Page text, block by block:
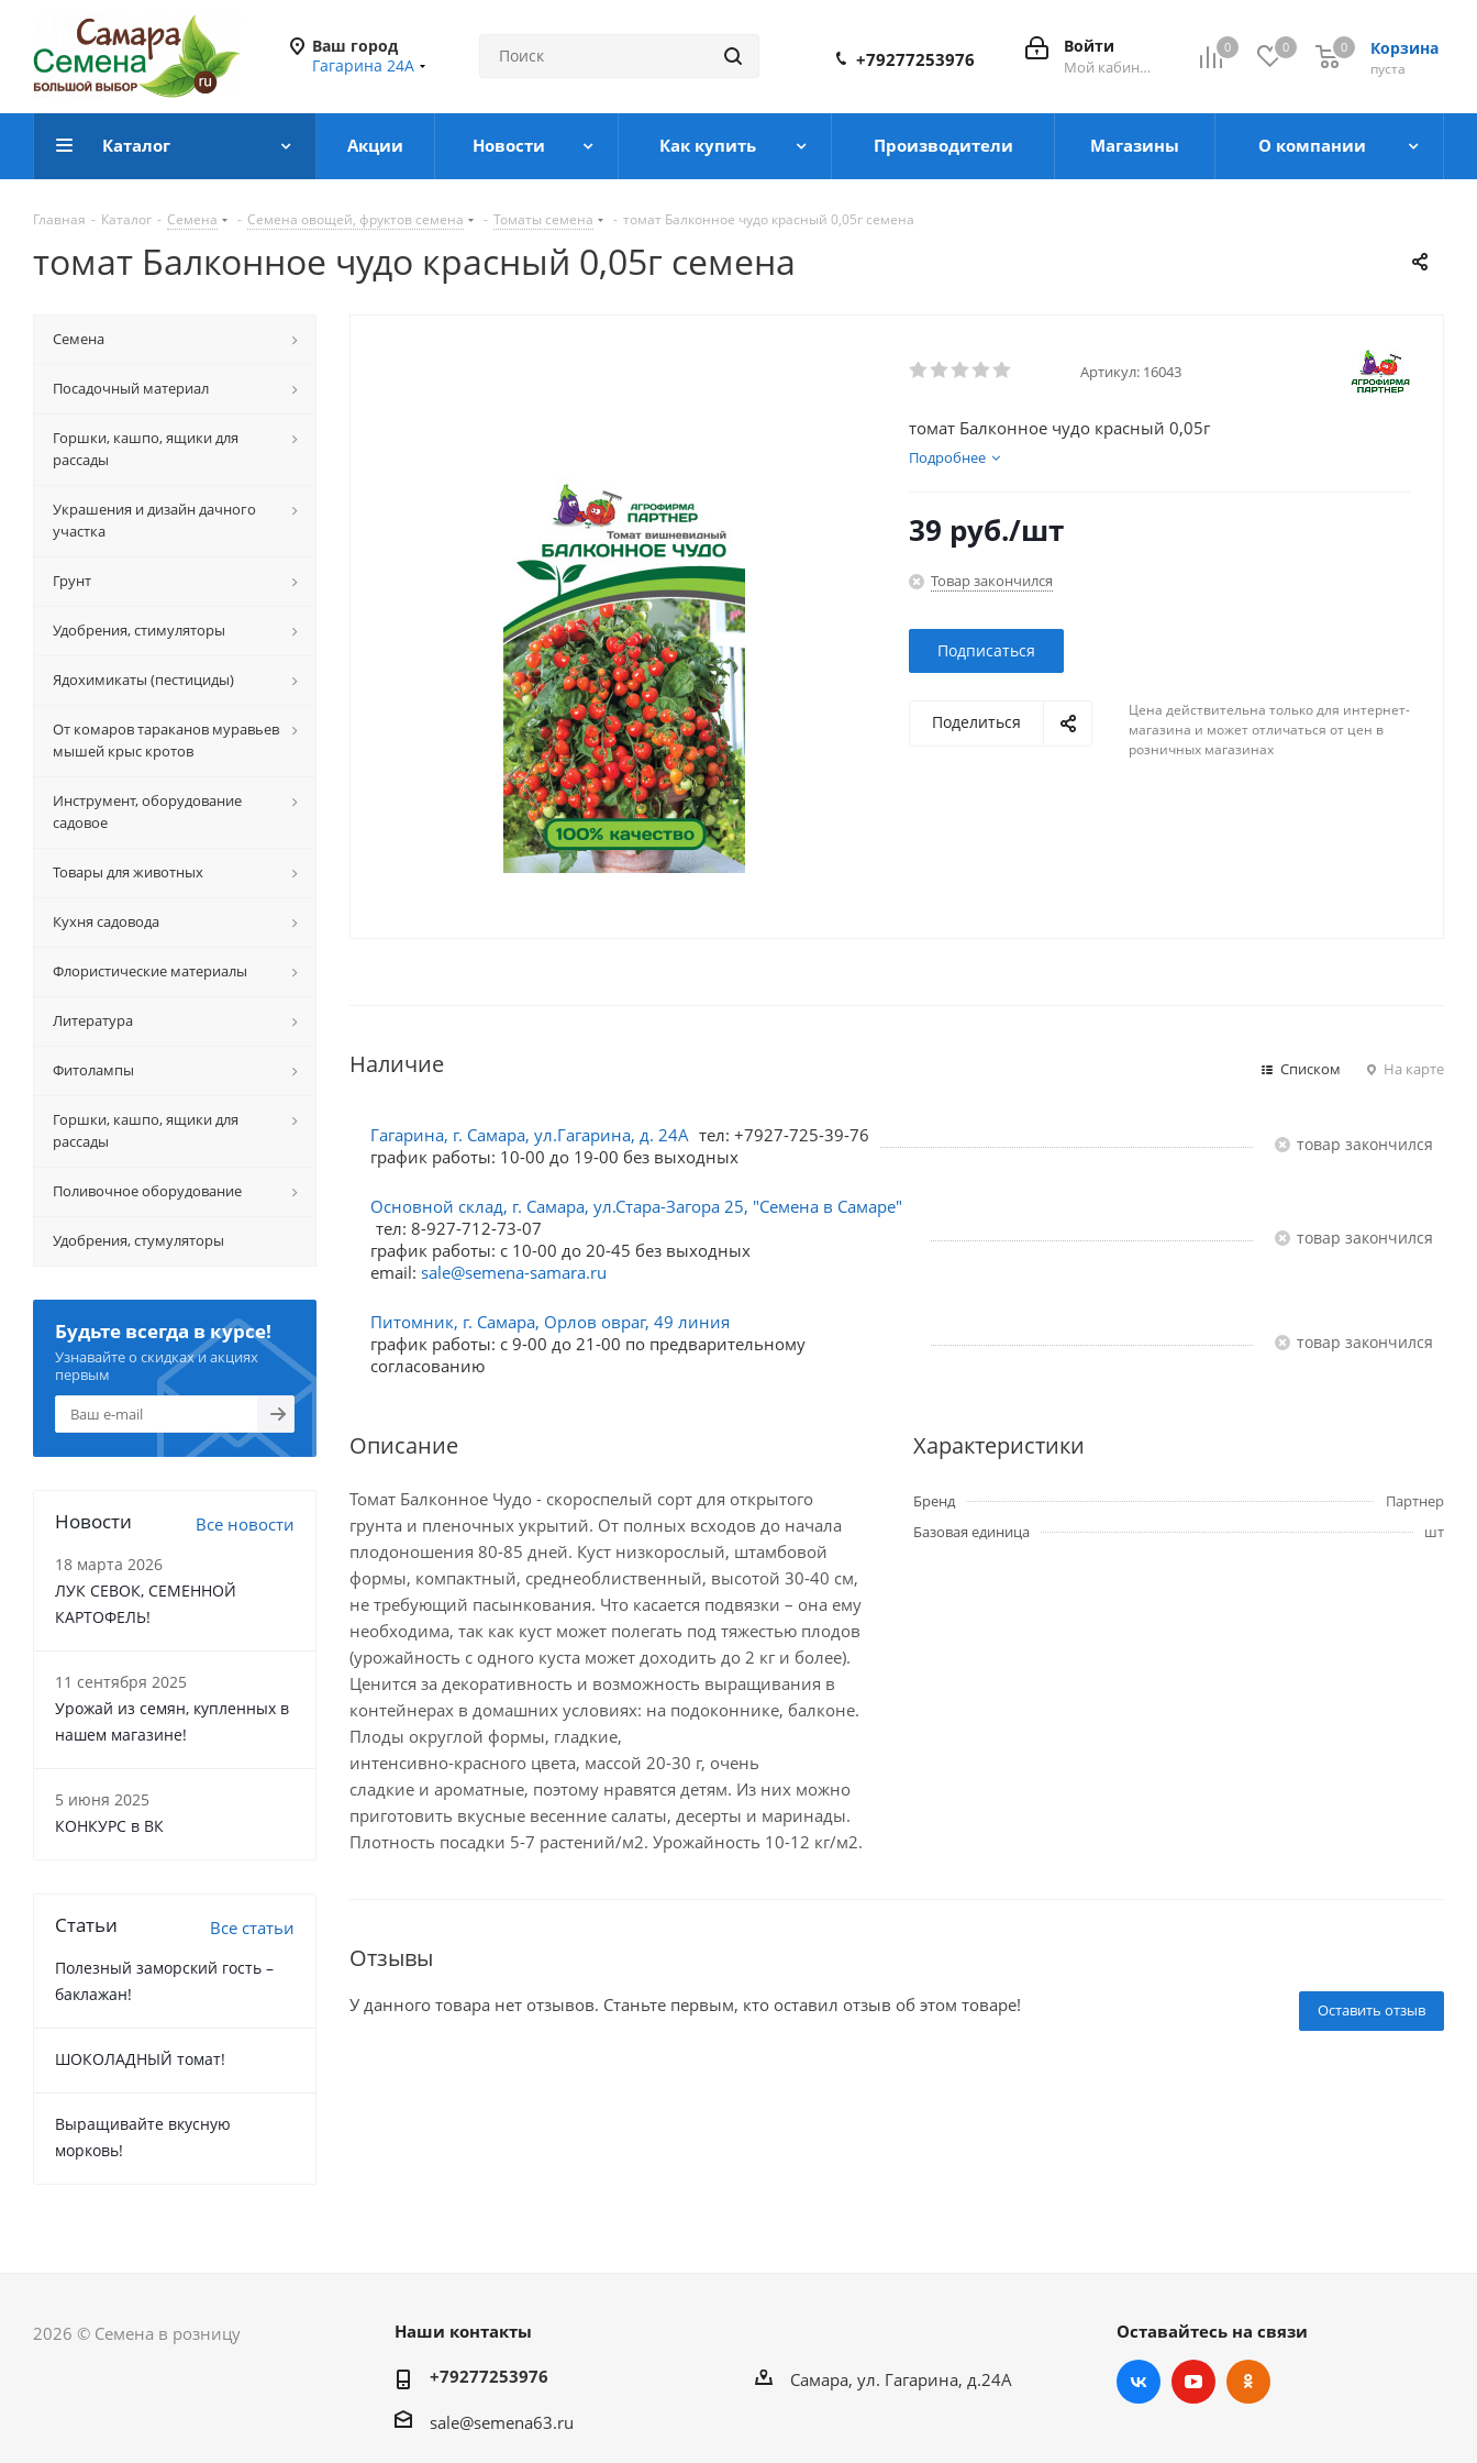
Ваш город
Гагарина 24А
0 0 Корзина
0
пуста
0
Войти
Мой кабинет
+79277253976
Каталог Акции Новости Как купить Производители Магазины О компании
Главная - Каталог - Семена - Семена овощей, фруктов семена - Томаты семена - томат Балконное чудо красный 0,05г семена
томат Балконное чудо красный 0,05г семена
Артикул: 16043
томат Балконное чудо красный 0,05г
Подробнее
39 руб./шт
Товар закончился
Подписаться
Поделиться
Цена действительна только для интернет-
магазина и может отличаться от цен в
розничных магазинах
Наличие Списком На карте
Гагарина, г. Самара, ул.Гагарина, д. 24А тел: +7927-725-39-76
график работы: 10-00 до 19-00 без выходных
Товар закончился
Основной склад, г. Самара, ул.Стара-Загора 25, "Семена в Самаре"
тел: 8-927-712-73-07
график работы: с 10-00 до 20-45 без выходных
email: sale@semena-samara.ru
Товар закончился
Питомник, г. Самара, Орлов овраг, 49 линия
график работы: с 9-00 до 21-00 по предварительному
согласованию
Товар закончился
Описание
Томат Балконное Чудо - скороспелый сорт для открытого
грунта и пленочных укрытий. От полных всходов до начала
плодоношения 80-85 дней. Куст низкорослый, штамбовой
формы, компактный, среднеоблиственный, высотой 30-40 см,
не требующий пасынкования. Что касается подвязки – она ему
необходима, так как куст может полегать под тяжестью плодов
(урожайность с одного куста может доходить до 2 кг и более).
Ценится за декоративность и возможность выращивания в
контейнерах в домашних условиях: на подоконнике, балконе.
Плоды округлой формы, гладкие,
интенсивно-красного цвета, массой 20-30 г, очень
сладкие и ароматные, поэтому нравятся детям. Из них можно
приготовить вкусные весенние салаты, десерты и маринады.
Плотность посадки 5-7 растений/м2. Урожайность 10-12 кг/м2.
Характеристики
Бренд
Партнер
Базовая единица
шт
Отзывы
Оставить отзыв
У данного товара нет отзывов. Станьте первым, кто оставил отзыв об этом товаре!
Семена
Посадочный материал
Горшки, кашпо, ящики для
рассады
Украшения и дизайн дачного
участка
Грунт
Удобрения, стимуляторы
Ядохимикаты (пестициды)
От комаров тараканов муравьев
мышей крыс кротов
Инструмент, оборудование
садовое
Товары для животных
Кухня садовода
Флористические материалы
Литература
Фитолампы
Горшки, кашпо, ящики для
рассады
Поливочное оборудование
Удобрения, стумуляторы
Будьте всегда в курсе!
Узнавайте о скидках и акциях
первым
Новости Все новости
18 марта 2026
ЛУК СЕВОК, СЕМЕННОЙ
КАРТОФЕЛЬ!
11 сентября 2025
Урожай из семян, купленных в
нашем магазине!
5 июня 2025
КОНКУРС в ВК
Статьи Все статьи
Полезный заморский гость –
баклажан!
ШОКОЛАДНЫЙ томат!
Выращивайте вкусную
морковь!
2026 © Семена в розницу Наши контакты
+79277253976
sale@semena63.ru
Самара, ул. Гагарина, д.24А
Оставайтесь на связи